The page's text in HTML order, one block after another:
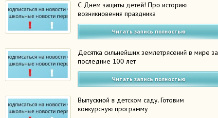
С Днем защиты детей! Про историю
возникновения праздника
Читать запись полностью
Десятка сильнейших землетрясений в мире за
последние 100 лет
Читать запись полностью
Выпускной в детском саду. Готовим
конкурсную программу